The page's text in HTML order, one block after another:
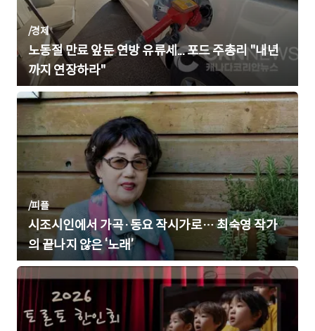
/경제
노동절 만료 앞둔 연방 유류세... 포드 주총리 "내년
까지 연장하라"
/피플
시조시인에서 가곡·동요 작시가로… 최숙영 작가
의 끝나지 않은 ‘노래’